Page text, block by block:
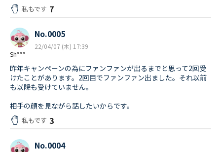
私もです 7
Sh***
No.0005
22/04/07 (木) 17:39
昨年キャンペーンの為にファンファンが出るまでと思って2回受
けたことがあります。2回目でファンファン出ました。それ以前
も以降も受けていません。
相手の顔を見ながら話したいからです。
私もです 3
No.0004